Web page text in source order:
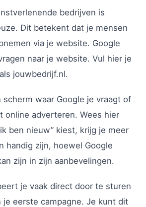
bedrijven is
Dit betekent dat je mensen
via je website. Google
naar je website. Vul hier je
jouwbedrijf.nl.
scherm waar Google je vraagt of
online adverteren. Wees hier
ben nieuw” kiest, krijg je meer
handig zijn, hoewel Google
zijn in zijn aanbevelingen.
je vaak direct door te sturen
je eerste campagne. Je kunt dit